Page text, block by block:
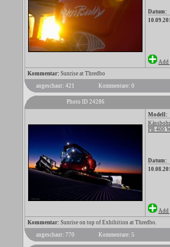
Datum:
Add
Kommentar: Sunrise at Thredbo
angeschaut: 421
Kommentare: 0
Photo ID 24286
Modell:
PB 400
Datum:
Add
Kommentar: Sunrise on top of Exhibition at Thredbo.
angeschaut: 770
Kommentare: 5